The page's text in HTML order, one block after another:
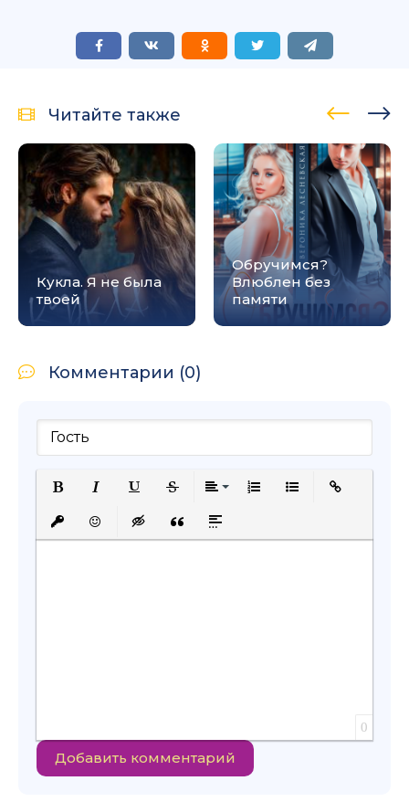
Читайте также
Кукла. Я не была
твоей
Обручимся?
Влюблен без
памяти
Комментарии (0)
Подчеркнутый
Вставить защищенную ссылку
Вставить смайлик
Вставка скрытого текста
Вставка цитаты
Вставка спойлера
0
Добавить комментарий